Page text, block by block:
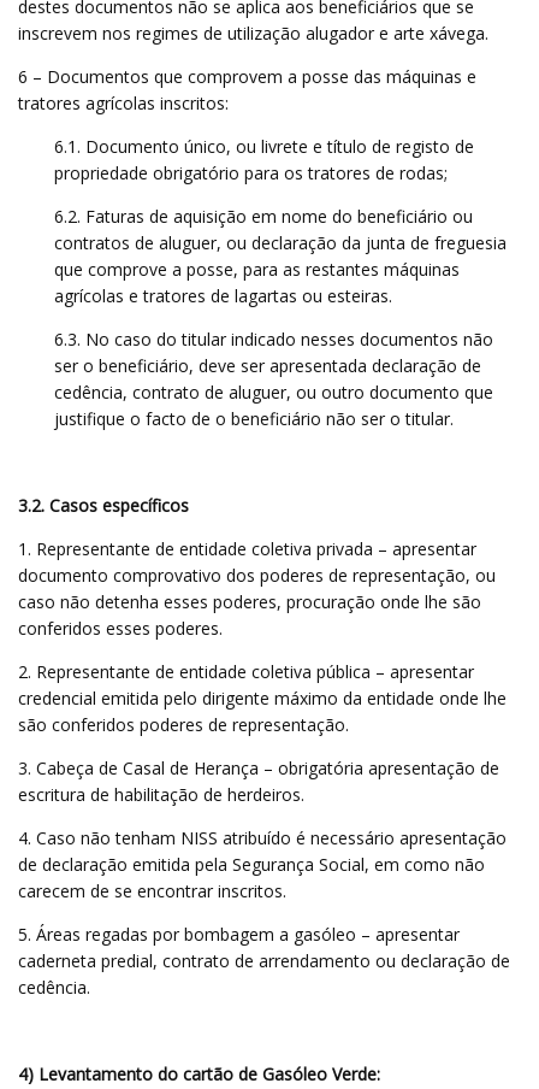
destes documentos não se aplica aos beneficiários que se
inscrevem nos regimes de utilização alugador e arte xávega.
6 – Documentos que comprovem a posse das máquinas e
tratores agrícolas inscritos:
6.1. Documento único, ou livrete e título de registo de
propriedade obrigatório para os tratores de rodas;
6.2. Faturas de aquisição em nome do beneficiário ou
contratos de aluguer, ou declaração da junta de freguesia
que comprove a posse, para as restantes máquinas
agrícolas e tratores de lagartas ou esteiras.
6.3. No caso do titular indicado nesses documentos não
ser o beneficiário, deve ser apresentada declaração de
cedência, contrato de aluguer, ou outro documento que
justifique o facto de o beneficiário não ser o titular.
3.2. Casos específicos
1. Representante de entidade coletiva privada – apresentar
documento comprovativo dos poderes de representação, ou
caso não detenha esses poderes, procuração onde lhe são
conferidos esses poderes.
2. Representante de entidade coletiva pública – apresentar
credencial emitida pelo dirigente máximo da entidade onde lhe
são conferidos poderes de representação.
3. Cabeça de Casal de Herança – obrigatória apresentação de
escritura de habilitação de herdeiros.
4. Caso não tenham NISS atribuído é necessário apresentação
de declaração emitida pela Segurança Social, em como não
carecem de se encontrar inscritos.
5. Áreas regadas por bombagem a gasóleo – apresentar
caderneta predial, contrato de arrendamento ou declaração de
cedência.
4) Levantamento do cartão de Gasóleo Verde: